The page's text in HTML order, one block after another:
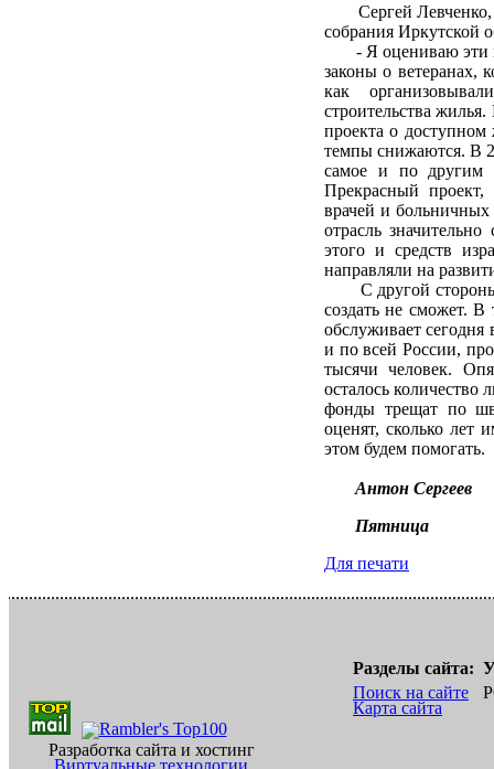
Сергей Левченко,
собрания Иркутской
- Я оцениваю эти
законы о ветеранах,
как
строительства
проекта о доступном
темпы снижаются. В
самое и по другим
Прекрасный
врачей и больничных
отрасль
этого и средств
направляли на
С другой стороны,
создать не сможет. В
обслуживает
и по всей России,
тысячи человек.
осталось
фонды трещат по
оценят, сколько
этом будем помогать.
Антон Сергеев
Пятница
Для печати
Разработка сайта и хостинг
Виртуальные технологии
Разделы сайта:
Поиск на сайте
Карта сайта